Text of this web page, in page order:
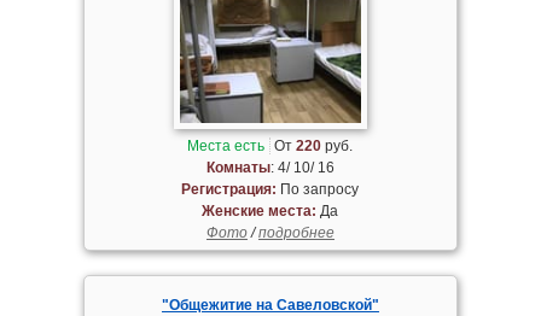
Места есть От220 руб.
Комнаты: 4/ 10/ 16
Регистрация: По запросу
Женские места: Да
Фото/подробнее
"Общежитие на Савеловской"